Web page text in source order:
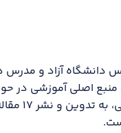
دانشگاه آزاد و
اصلی آموزشی در